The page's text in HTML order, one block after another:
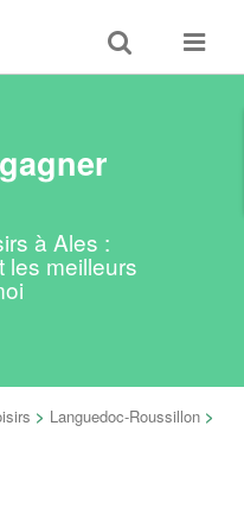
Toggle
search
Toggle
à Ales :
les meilleurs
> Languedoc-Roussillon >